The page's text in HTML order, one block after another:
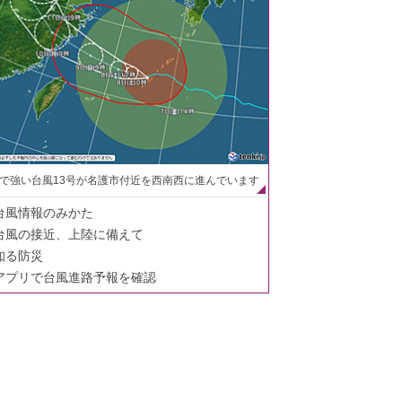
強い台風13号が名護市付近を西南西に進んでいます
風情報のみかた
風の接近、上陸に備えて
る防災
プリで台風進路予報を確認